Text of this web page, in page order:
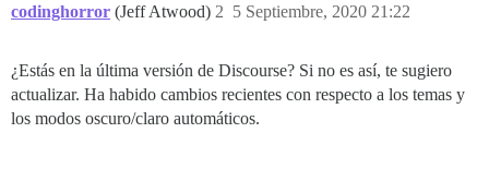
codinghorror (Jeff Atwood) 5 Septiembre, 2020 21:22
2
¿Estás en la última versión de Discourse? Si no es así, te sugiero
actualizar. Ha habido cambios recientes con respecto a los temas y
los modos oscuro/claro automáticos.